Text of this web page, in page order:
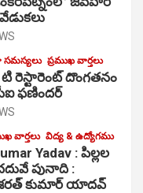
సమస్యలు ప్రముఖ వార్తలు
టి రెస్టారెంట్ దొంగతనం
ఫణిందర్
వార్తలు విద్య & ఉద్యోగము
Yadav : పిల్లల
పునాది :
కుమార్ యాదవ్